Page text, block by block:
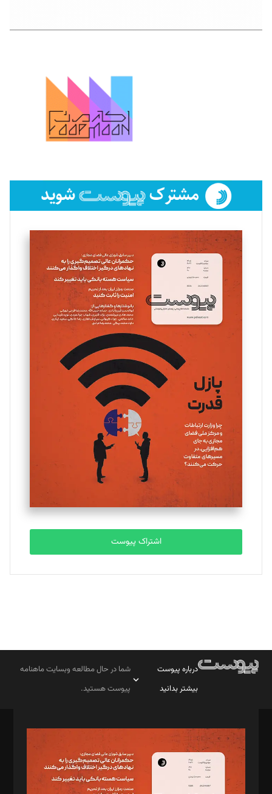
اشتراک پیوست
درباره پیوست
بیشتر بدانید
شما در حال مطالعه وبسایت ماهنامه
پیوست هستید.
مدیر مسئول: محمدباقر اثنی‌عشری
سردبیر: مهرک محمودی
دبیر تحریریه: میثم قاسمی
د‌بیر ناداستان: سمانه سمیع